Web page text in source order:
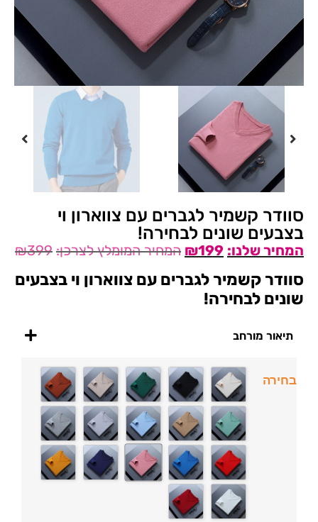
סוודר קשמיר לגברים עם צווארון וי
בצבעים שונים לבחירה!
₪399 ₪199
סוודר קשמיר לגברים עם צווארון וי בצבעים
שונים לבחירה!
תיאור מורחב
בחירה